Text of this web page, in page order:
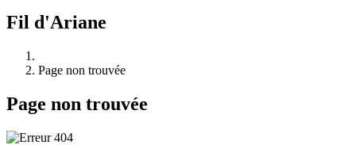
Fil d'Ariane
Page non trouvée
Page non trouvée